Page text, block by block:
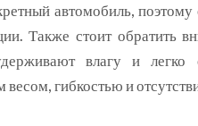
автомобиль,
Также стоит обратить
влагу и легко
гибкостью и